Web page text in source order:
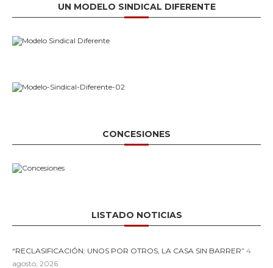
UN MODELO SINDICAL DIFERENTE
CONCESIONES
LISTADO NOTICIAS
“RECLASIFICACIÓN: UNOS POR OTROS, LA CASA SIN BARRER” 4
agosto, 2026